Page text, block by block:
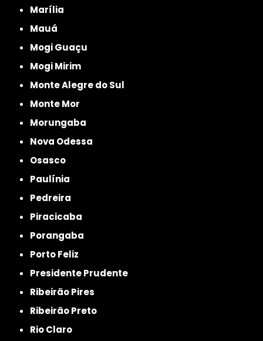
Marília
Mauá
Mogi Guaçu
Mogi Mirim
Monte Alegre do Sul
Monte Mor
Morungaba
Nova Odessa
Osasco
Paulínia
Pedreira
Piracicaba
Porangaba
Porto Feliz
Presidente Prudente
Ribeirão Pires
Ribeirão Preto
Rio Claro